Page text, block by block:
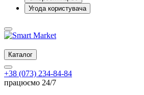
Угода користувача
Каталог
+38 (073) 234-84-84
працюємо 24/7